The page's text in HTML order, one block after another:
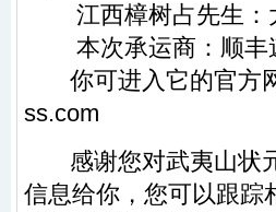
江西樟树占先生：
本次承运商：顺丰
你可进入它的官方
ss.com
感谢您对武夷山状
信息给你，您可以跟踪